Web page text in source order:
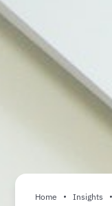
Home Insights